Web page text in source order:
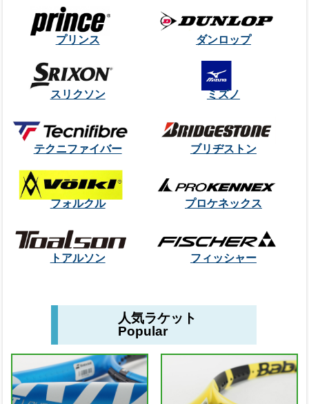
プリンス ダンロップ
スリクソン ミズノ
テクニファイバー ブリヂストン
フォルクル プロケネックス
トアルソン フィッシャー
人気ラケット
Popular